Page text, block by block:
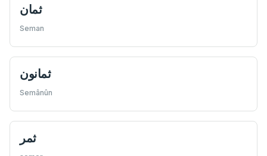
ثمان
Seman
ثمانون
Semânûn
ثمر